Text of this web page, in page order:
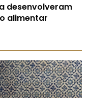
desenvolveram
alimentar